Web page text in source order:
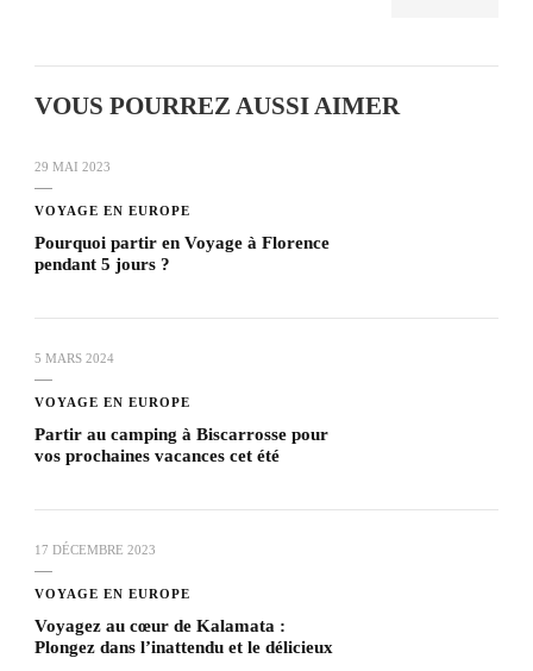
VOUS POURREZ AUSSI AIMER
29 MAI 2023
VOYAGE EN EUROPE
Pourquoi partir en Voyage à Florence
pendant 5 jours ?
5 MARS 2024
VOYAGE EN EUROPE
Partir au camping à Biscarrosse pour
vos prochaines vacances cet été
17 DÉCEMBRE 2023
VOYAGE EN EUROPE
Voyagez au cœur de Kalamata :
Plongez dans l’inattendu et le délicieux